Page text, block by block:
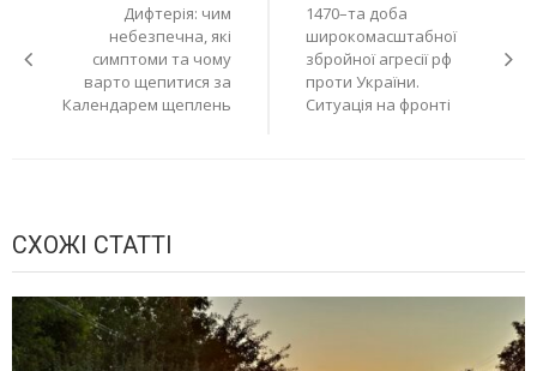
записів
Дифтерія: чим
небезпечна, які
симптоми та чому
варто щепитися за
Календарем щеплень
1470–та доба
широкомасштабної
збройної агресії рф
проти України.
Ситуація на фронті
СХОЖІ СТАТТІ